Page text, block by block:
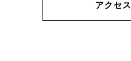
アクセス